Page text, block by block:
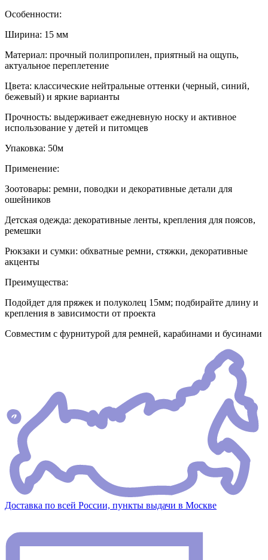
Особенности:
Ширина: 15 мм
Материал: прочный полипропилен, приятный на ощупь,
актуальное переплетение
Цвета: классические нейтральные оттенки (черный, синий,
бежевый) и яркие варианты
Прочность: выдерживает ежедневную носку и активное
использование у детей и питомцев
Упаковка: 50м
Применение:
Зоотовары: ремни, поводки и декоративные детали для
ошейников
Детская одежда: декоративные ленты, крепления для поясов,
ремешки
Рюкзаки и сумки: обхватные ремни, стяжки, декоративные
акценты
Преимущества:
Подойдет для пряжек и полуколец 15мм; подбирайте длину и
крепления в зависимости от проекта
Совместим с фурнитурой для ремней, карабинами и бусинами
Доставка по всей России, пункты выдачи в Москве